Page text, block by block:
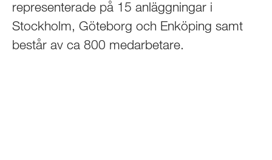
representerade på 15 anläggningar i
Stockholm, Göteborg och Enköping samt
består av ca 800 medarbetare.